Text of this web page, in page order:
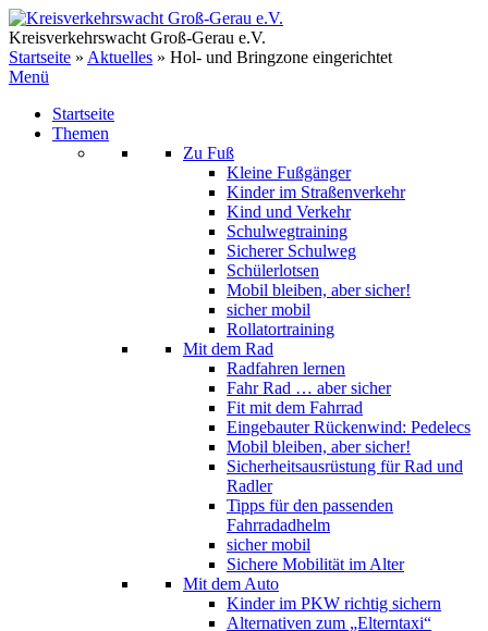
Zum
Inhalt
springen
Kreisverkehrswacht Groß-Gerau e.V.
Startseite » Aktuelles » Hol- und Bringzone eingerichtet
Menü
Startseite
Themen
Zu Fuß
Kleine Fußgänger
Kinder im Straßenverkehr
Kind und Verkehr
Schulwegtraining
Sicherer Schulweg
Schülerlotsen
Mobil bleiben, aber sicher!
sicher mobil
Rollatortraining
Mit dem Rad
Radfahren lernen
Fahr Rad … aber sicher
Fit mit dem Fahrrad
Eingebauter Rückenwind: Pedelecs
Mobil bleiben, aber sicher!
Sicherheitsausrüstung für Rad und
Radler
Tipps für den passenden
Fahrradadhelm
sicher mobil
Sichere Mobilität im Alter
Mit dem Auto
Kinder im PKW richtig sichern
Alternativen zum „Elterntaxi“